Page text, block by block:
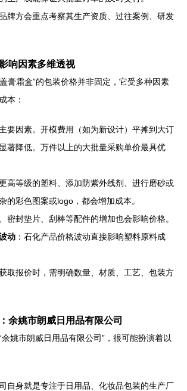
牌方会重点考察其生产资质、过往案例、研发
响因素多维透视
膏霜盒”的包装价格并非固定，它受多种因素
本：
要因素。开模费用（如为新设计）平摊到大订
著降低。万件以上的大批量采购单价最具优
更高等级的塑料、添加防紫外线剂、进行磨砂或
的彩色图案或logo，都会增加成本。
密封垫片、刮棒等配件的增加也会影响价格。
动 ：石化产品价格波动直接影响塑料原料成
取报价时，需明确数量、材质、工艺、包装方
余姚市朗威日用品有限公司
余姚市朗威日用品有限公司”，很可能扮演着以
司自身就是专注于日用品、化妆品包装的生产厂